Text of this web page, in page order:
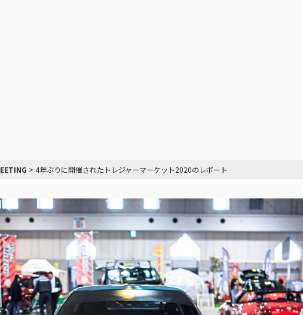
> 4年ぶりに開催されたトレジャーマーケット2020のレポート